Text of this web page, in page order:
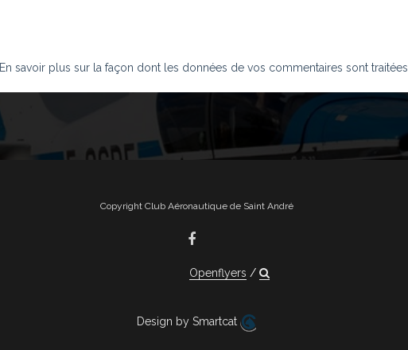
En savoir plus sur la façon dont les données de vos commentaires sont traitées
Copyright Club Aéronautique de Saint André
Openflyers
Design by Smartcat